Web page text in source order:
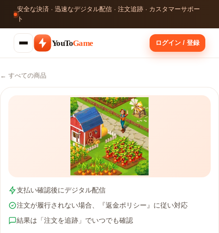
安全な決済 · 迅速なデジタル配信 · 注文追跡 · カスタマーサポー
ト
YouToGame ログイン / 登録
← すべての商品
支払い確認後にデジタル配信
注文が履行されない場合、『返金ポリシー』に従い対応
結果は「注文を追跡」でいつでも確認